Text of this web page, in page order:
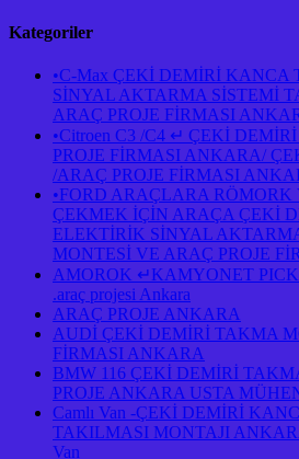
Kategoriler
•C-Max ÇEKİ DEMİRİ KANCA
SİNYAL AKTARMA SİSTEMİ
ARAÇ PROJE FİRMASI
•Citroen C3 /C4 ↵ ÇEKİ
PROJE FİRMASI ANKARA/
/ARAÇ PROJE FİRMASI
•FORD ARAÇLARA
ÇEKMEK İÇİN ARAÇA ÇEKİ
ELEKTİRİK SİNYAL
MONTESİ VE ARAÇ PROJE
AMOROK ↵KAMYONET PICK
.araç projesi Ankara
ARAÇ PROJE ANKARA
AUDİ ÇEKİ DEMİRİ TAKMA
FİRMASI ANKARA
BMW 116 ÇEKİ DEMİRİ
PROJE ANKARA USTA
Camlı Van -ÇEKİ DEMİRİ
TAKILMASI MONTAJI
Van